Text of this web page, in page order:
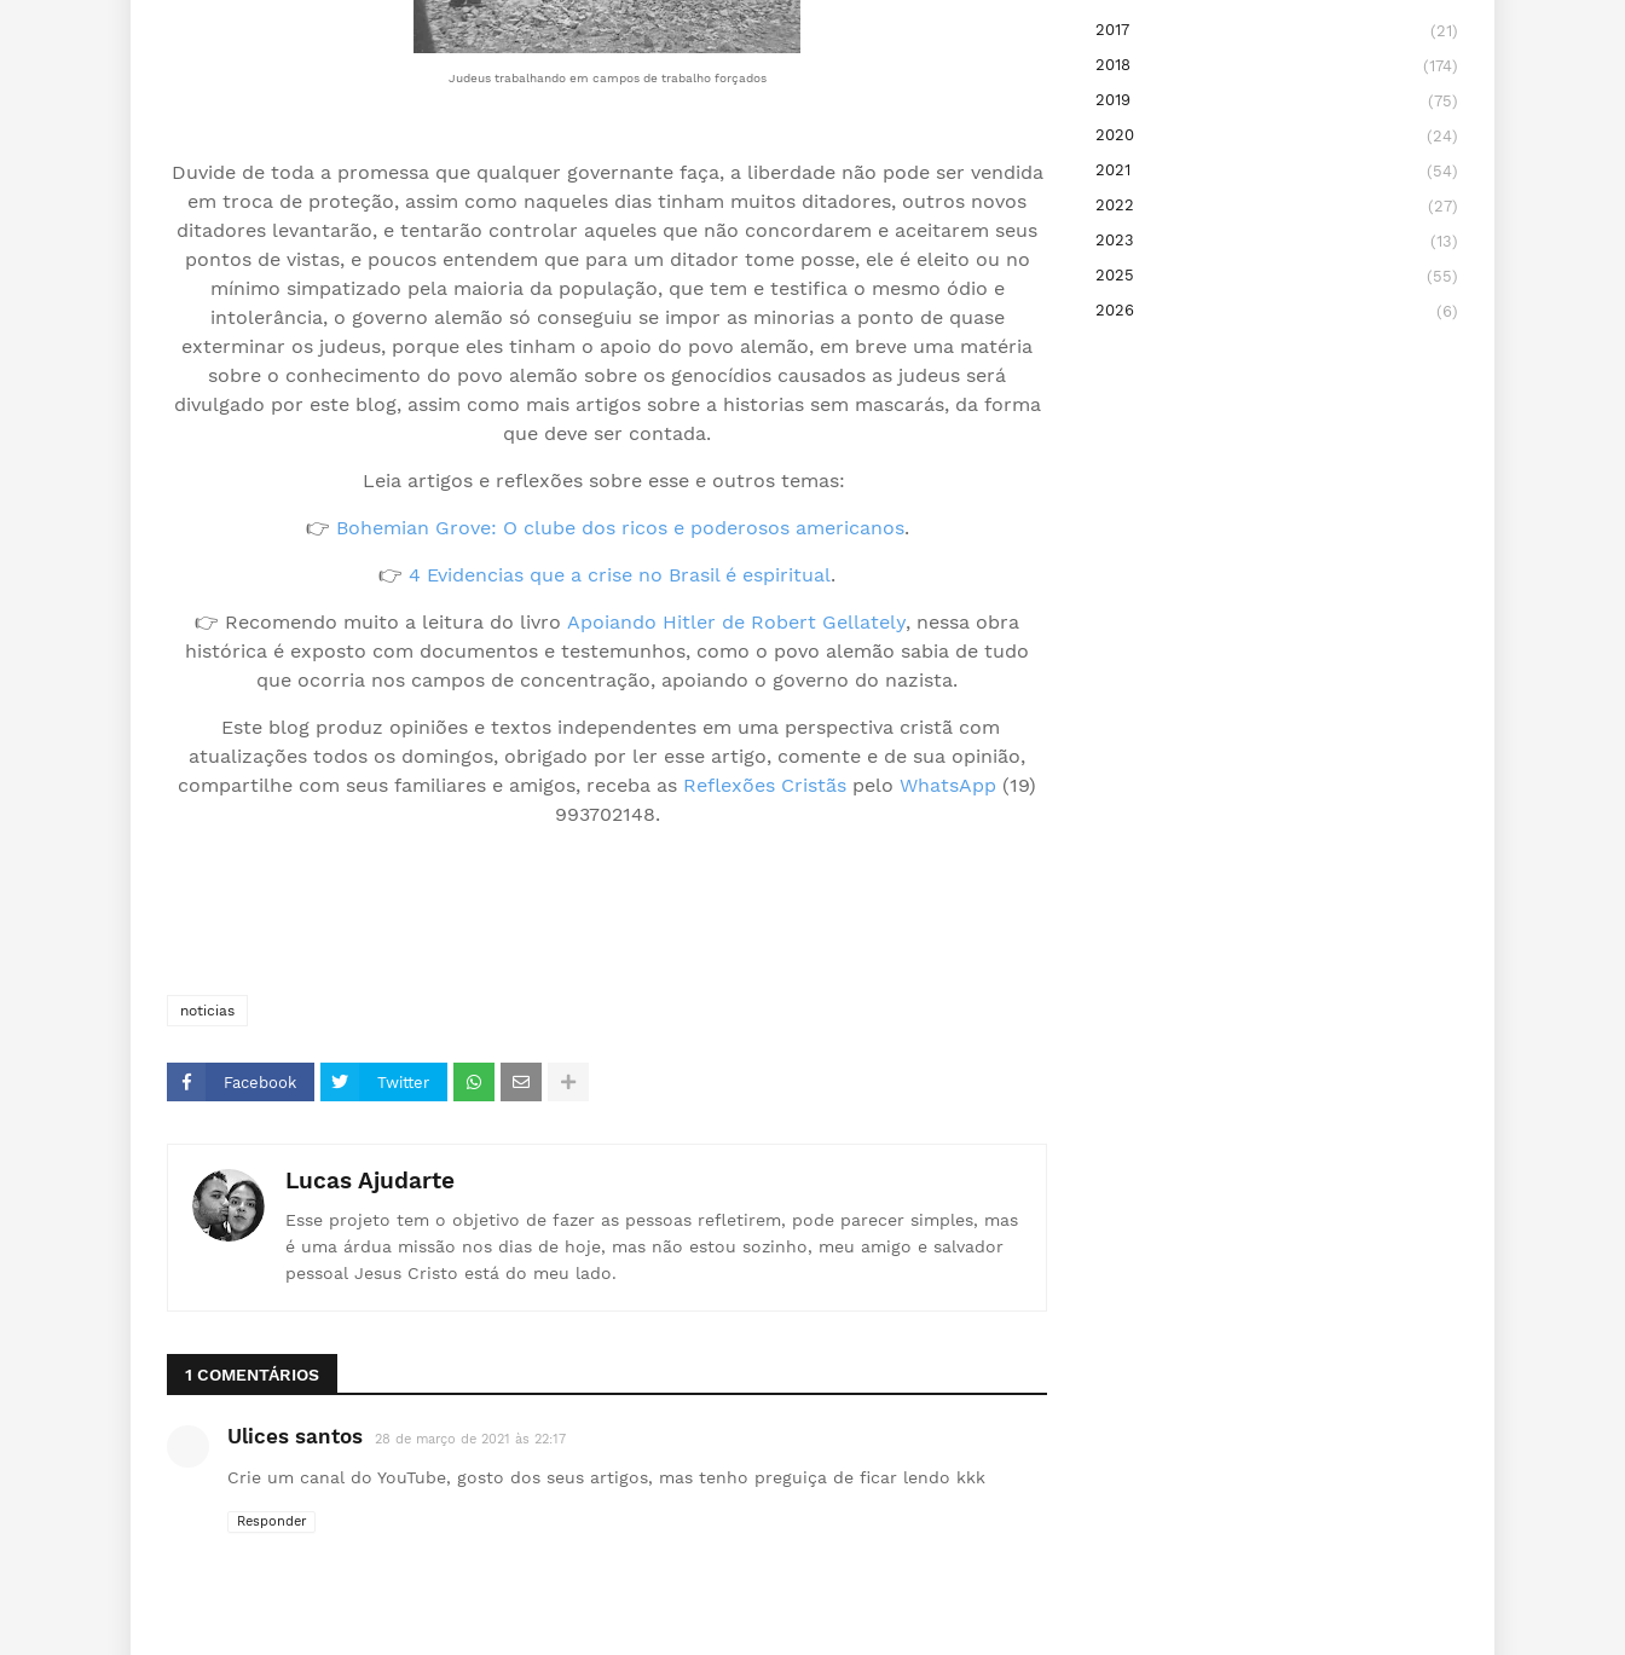
Judeus trabalhando em campos de trabalho forçados
Duvide de toda a promessa que qualquer governante faça, a liberdade não pode ser vendida
em troca de proteção, assim como naqueles dias tinham muitos ditadores, outros novos
ditadores levantarão, e tentarão controlar aqueles que não concordarem e aceitarem seus
pontos de vistas, e poucos entendem que para um ditador tome posse, ele é eleito ou no
mínimo simpatizado pela maioria da população, que tem e testifica o mesmo ódio e
intolerância, o governo alemão só conseguiu se impor as minorias a ponto de quase
exterminar os judeus, porque eles tinham o apoio do povo alemão, em breve uma matéria
sobre o conhecimento do povo alemão sobre os genocídios causados as judeus será
divulgado por este blog, assim como mais artigos sobre a historias sem mascarás, da forma
que deve ser contada.
Leia artigos e reflexões sobre esse e outros temas:
👉 Bohemian Grove: O clube dos ricos e poderosos americanos.
👉 4 Evidencias que a crise no Brasil é espiritual.
👉 Recomendo muito a leitura do livro Apoiando Hitler de Robert Gellately, nessa obra
histórica é exposto com documentos e testemunhos, como o povo alemão sabia de tudo
que ocorria nos campos de concentração, apoiando o governo do nazista.
Este blog produz opiniões e textos independentes em uma perspectiva cristã com
atualizações todos os domingos, obrigado por ler esse artigo, comente e de sua opinião,
compartilhe com seus familiares e amigos, receba as Reflexões Cristãs pelo WhatsApp (19)
993702148.
noticias
Facebook Twitter
Lucas Ajudarte
Esse projeto tem o objetivo de fazer as pessoas refletirem, pode parecer simples, mas
é uma árdua missão nos dias de hoje, mas não estou sozinho, meu amigo e salvador
pessoal Jesus Cristo está do meu lado.
1 COMENTÁRIOS
Ulices santos 28 de março de 2021 às 22:17
Crie um canal do YouTube, gosto dos seus artigos, mas tenho preguiça de ficar lendo kkk
Responder
2017
(21)
2018
(174)
2019
(75)
2020
(24)
2021
(54)
2022
(27)
2023
(13)
2025
(55)
2026
(6)